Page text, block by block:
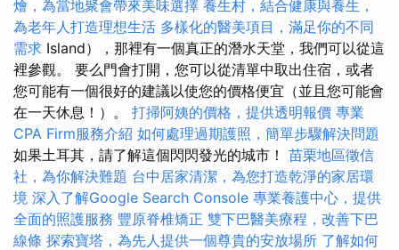
燴，為當地聚會帶來美味選擇 養生村，結合健康與養生，
為老年人打造理想生活 多樣化的醫美項目，滿足你的不同
需求 Island），那裡有一個真正的潛水天堂，我們可以從這
裡參觀。 要么門會打開，您可以從清單中取出住宿，或者
您可能有一個很好的建議以使您的價格便宜（並且您可能會
在一天休息！）。 打掃阿姨的價格，提供透明報價 專業
CPA Firm服務介紹 如何處理過期護照，簡單步驟解決問題
如果土耳其，請了解這個閃閃發光的城市！ 苗栗地區徵信
社，為你解決難題 台中居家清潔，為您打造乾淨的家居環
境 深入了解Google Search Console 專業養護中心，提供
全面的照護服務 豐原脊椎矯正 雙下巴醫美療程，改善下巴
線條 探索寶塔，為先人提供一個尊貴的安放場所 了解如何